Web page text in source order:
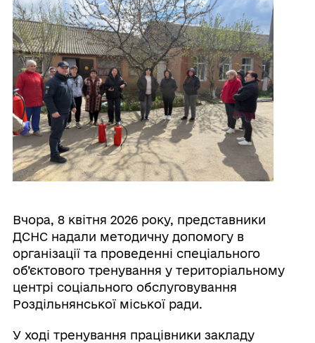
Вчора, 8 квітня 2026 року, представники
ДСНС надали методичну допомогу в
організації та проведенні спеціального
об’єктового тренування у територіальному
центрі соціального обслуговування
Роздільнянської міської ради.
У ході тренування працівники закладу